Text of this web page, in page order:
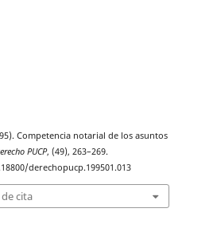
Competencia notarial de los asuntos
PUCP, (49), 263–269.
derechopucp.199501.013
cita